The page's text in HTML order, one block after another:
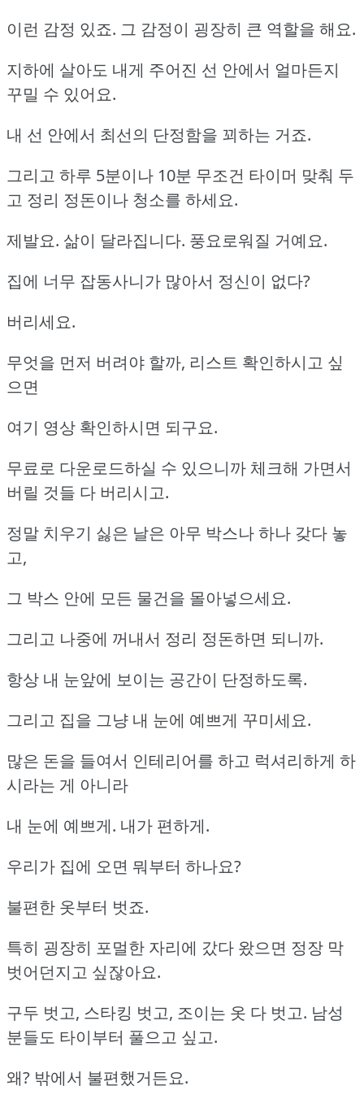
이런 감정 있죠. 그 감정이 굉장히 큰 역할을 해요.
지하에 살아도 내게 주어진 선 안에서 얼마든지
꾸밀 수 있어요.
내 선 안에서 최선의 단정함을 꾀하는 거죠.
그리고 하루 5분이나 10분 무조건 타이머 맞춰 두
고 정리 정돈이나 청소를 하세요.
제발요. 삶이 달라집니다. 풍요로워질 거예요.
집에 너무 잡동사니가 많아서 정신이 없다?
버리세요.
무엇을 먼저 버려야 할까, 리스트 확인하시고 싶
으면
여기 영상 확인하시면 되구요.
무료로 다운로드하실 수 있으니까 체크해 가면서
버릴 것들 다 버리시고.
정말 치우기 싫은 날은 아무 박스나 하나 갖다 놓
고,
그 박스 안에 모든 물건을 몰아넣으세요.
그리고 나중에 꺼내서 정리 정돈하면 되니까.
항상 내 눈앞에 보이는 공간이 단정하도록.
그리고 집을 그냥 내 눈에 예쁘게 꾸미세요.
많은 돈을 들여서 인테리어를 하고 럭셔리하게 하
시라는 게 아니라
내 눈에 예쁘게. 내가 편하게.
우리가 집에 오면 뭐부터 하나요?
불편한 옷부터 벗죠.
특히 굉장히 포멀한 자리에 갔다 왔으면 정장 막
벗어던지고 싶잖아요.
구두 벗고, 스타킹 벗고, 조이는 옷 다 벗고. 남성
분들도 타이부터 풀으고 싶고.
왜? 밖에서 불편했거든요.